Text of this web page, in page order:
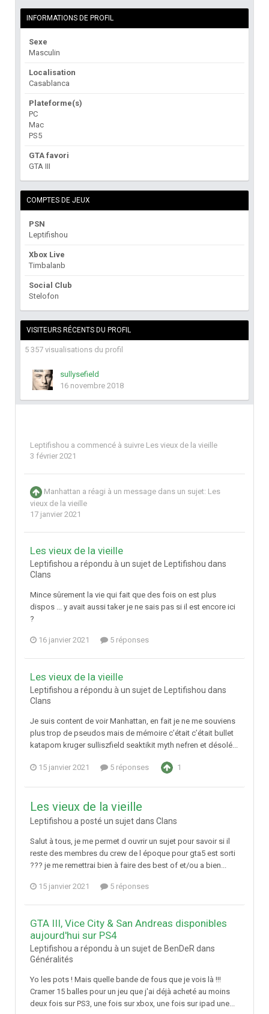
INFORMATIONS DE PROFIL
Sexe
Masculin
Localisation
Casablanca
Plateforme(s)
PC
Mac
PS5
GTA favori
GTA III
COMPTES DE JEUX
PSN
Leptifishou
Xbox Live
Timbalanb
Social Club
Stelofon
VISITEURS RÉCENTS DU PROFIL
5 357 visualisations du profil
sullysefield
16 novembre 2018
Leptifishou a commencé à suivre Les vieux de la vieille
3 février 2021
Manhattan a réagi à un message dans un sujet: Les
vieux de la vieille
17 janvier 2021
Les vieux de la vieille
Leptifishou a répondu à un sujet de Leptifishou dans
Clans
Mince sûrement la vie qui fait que des fois on est plus
dispos ... y avait aussi taker je ne sais pas si il est encore ici
?
16 janvier 2021 5 réponses
Les vieux de la vieille
Leptifishou a répondu à un sujet de Leptifishou dans
Clans
Je suis content de voir Manhattan, en fait je ne me souviens
plus trop de pseudos mais de mémoire c’était c’était bullet
katapom kruger sulliszfield seaktikit myth nefren et désolé...
15 janvier 2021 5 réponses 1
Les vieux de la vieille
Leptifishou a posté un sujet dans Clans
Salut à tous, je me permet d ouvrir un sujet pour savoir si il
reste des membres du crew de l époque pour gta5 est sorti
??? je me remettrai bien à faire des best of et/ou a bien...
15 janvier 2021 5 réponses
GTA III, Vice City & San Andreas disponibles
aujourd'hui sur PS4
Leptifishou a répondu à un sujet de BenDeR dans
Généralités
Yo les pots ! Mais quelle bande de fous que je vois là !!!
Cramer 15 balles pour un jeu que j'ai déjà acheté au moins
deux fois sur PS3, une fois sur xbox, une fois sur ipad une...